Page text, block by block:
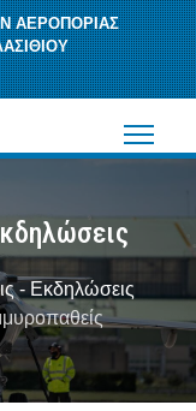
ΑΕΡΟΠΟΡΙΑΣ
- Εκδηλώσεις